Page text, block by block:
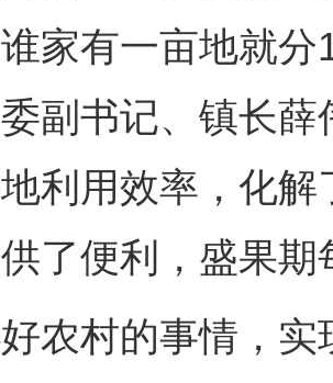
家有一亩地就分
副书记、镇长薛
利用效率，化
了便利，盛果
村的事情，实